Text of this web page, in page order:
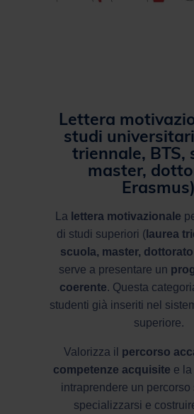
Lettera
studi
triennale, BTS,
master,
Erasmus)
La lettera motivazionale
di studi superiori ( laurea
scuola, master,
serve a presentare un
coerente. Questa
studenti già inseriti nel
superiore.
Valorizza il percorso
competenze acquisite e
intraprendere un percorso
specializzarsi e